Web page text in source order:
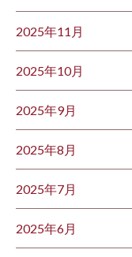
2025年11月
2025年10月
2025年9月
2025年8月
2025年7月
2025年6月